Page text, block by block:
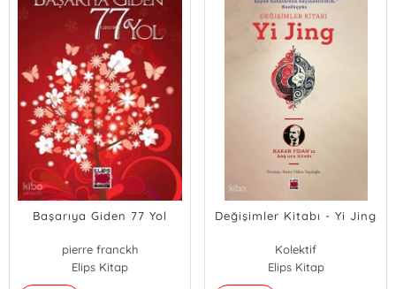
Başarıya Giden 77 Yol
pierre franckh
Elips Kitap
Değişimler Kitabı - Yi Jing
Kolektif
Elips Kitap